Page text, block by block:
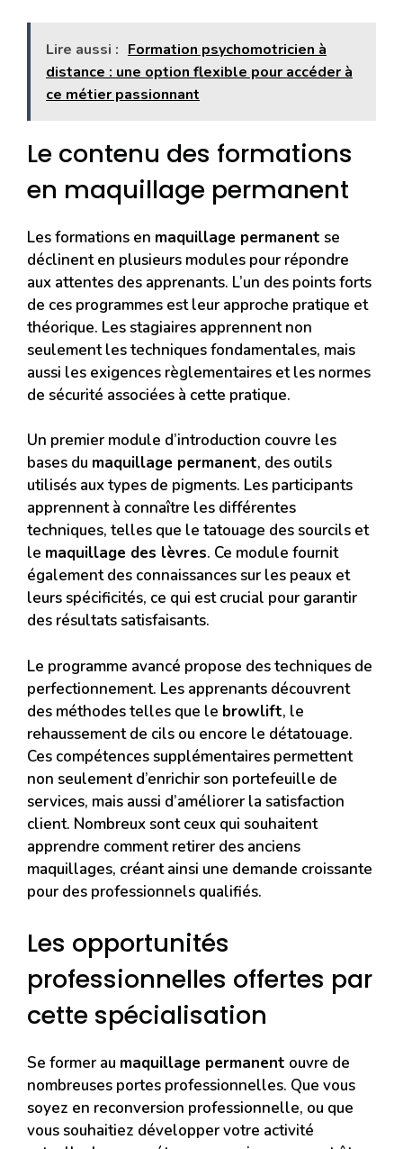
Lire aussi : Formation psychomotricien à
distance : une option flexible pour accéder à
ce métier passionnant
Le contenu des formations
en maquillage permanent
Les formations en maquillage permanent se
déclinent en plusieurs modules pour répondre
aux attentes des apprenants. L’un des points forts
de ces programmes est leur approche pratique et
théorique. Les stagiaires apprennent non
seulement les techniques fondamentales, mais
aussi les exigences règlementaires et les normes
de sécurité associées à cette pratique.
Un premier module d’introduction couvre les
bases du maquillage permanent, des outils
utilisés aux types de pigments. Les participants
apprennent à connaître les différentes
techniques, telles que le tatouage des sourcils et
le maquillage des lèvres. Ce module fournit
également des connaissances sur les peaux et
leurs spécificités, ce qui est crucial pour garantir
des résultats satisfaisants.
Le programme avancé propose des techniques de
perfectionnement. Les apprenants découvrent
des méthodes telles que le browlift, le
rehaussement de cils ou encore le détatouage.
Ces compétences supplémentaires permettent
non seulement d’enrichir son portefeuille de
services, mais aussi d’améliorer la satisfaction
client. Nombreux sont ceux qui souhaitent
apprendre comment retirer des anciens
maquillages, créant ainsi une demande croissante
pour des professionnels qualifiés.
Les opportunités
professionnelles offertes par
cette spécialisation
Se former au maquillage permanent ouvre de
nombreuses portes professionnelles. Que vous
soyez en reconversion professionnelle, ou que
vous souhaitiez développer votre activité